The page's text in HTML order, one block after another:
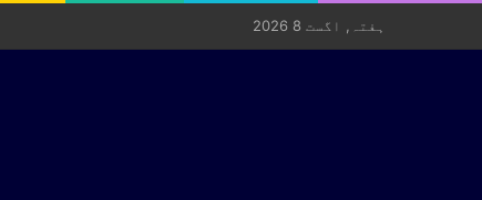
ہفتہ, اگست 8 2026